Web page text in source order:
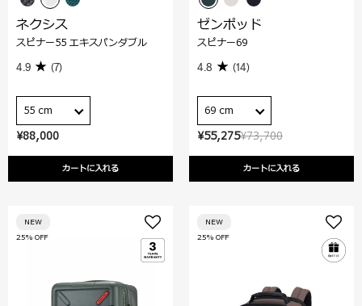
¥88,000
カートに入れる
ネクシス
スピナー55 エキスパンダブル
4.9 (7)
55 cm
¥73,700
¥55,275
カートに入れる
ゼンポッド
スピナー69
4.8 (14)
69 cm
25% OFF
NEW
25% OFF
NEW